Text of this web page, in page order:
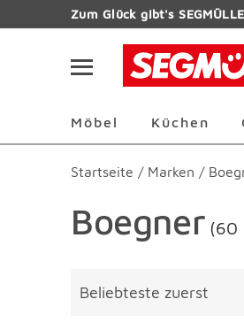
Zum HauptinhaltZum Glück gibt's
Möbel Küchen
Startseite / Marken /
Boegner (60
Beliebteste zuerst